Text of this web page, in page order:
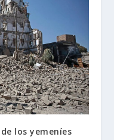
los yemeníes